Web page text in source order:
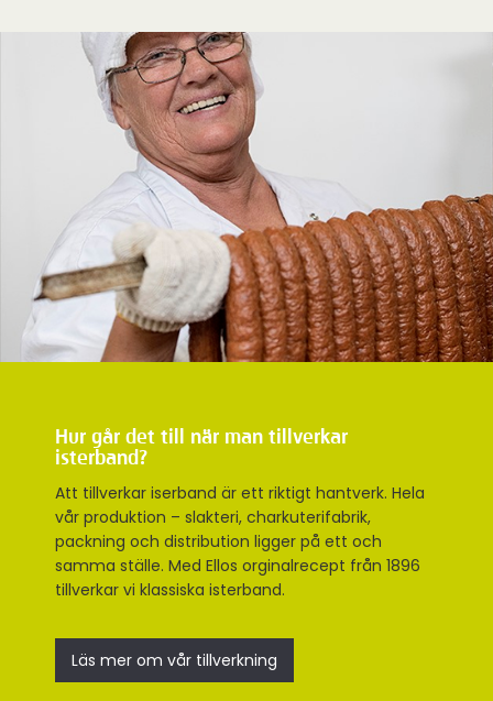
Hur går det till när man tillverkar
isterband?
Att tillverkar iserband är ett riktigt hantverk. Hela
vår produktion – slakteri, charkuterifabrik,
packning och distribution ligger på ett och
samma ställe. Med Ellos orginalrecept från 1896
tillverkar vi klassiska isterband.
Läs mer om vår tillverkning